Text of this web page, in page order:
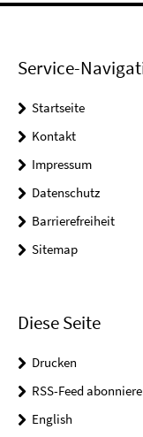
Service-
Startseite
Kontakt
Impressum
Datenschutz
Barrierefreiheit
Sitemap
Diese Seite
Drucken
RSS-Feed
English